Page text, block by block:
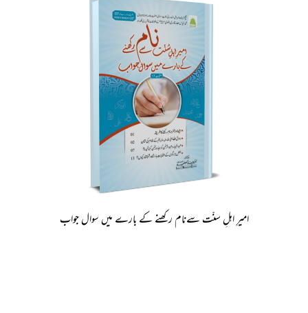
امیرِ اہلِ سنّت سےنام رکھنے کے بارے میں سوال جواب